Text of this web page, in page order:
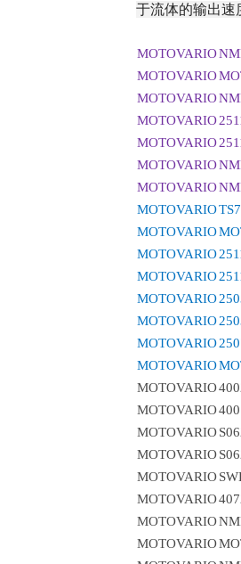
于流体的输出速
MOTOVARIO
MOTOVARIO
MOTOVARIO
MOTOVARIO
MOTOVARIO
MOTOVARIO
MOTOVARIO
MOTOVARIO
MOTOVARIO
MOTOVARIO
MOTOVARIO
MOTOVARIO
MOTOVARIO
MOTOVARIO
MOTOVARIO
MOTOVARIO
MOTOVARIO
MOTOVARIO
MOTOVARIO
MOTOVARIO
MOTOVARIO
MOTOVARIO
MOTOVARIO